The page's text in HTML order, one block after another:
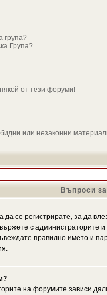
група?
Група?
от тези форуми!
или незаконни
Въпроси
да се регистрирате, за да
с администраторите
правилно името и
на форумите зависи